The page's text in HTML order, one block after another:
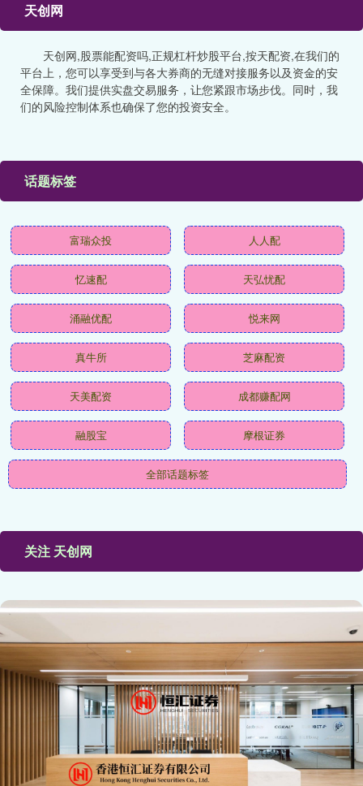
天创网
天创网,股票能配资吗,正规杠杆炒股平台,按天配资,在我们的
平台上，您可以享受到与各大券商的无缝对接服务以及资金的安
全保障。我们提供实盘交易服务，让您紧跟市场步伐。同时，我
们的风险控制体系也确保了您的投资安全。
话题标签
富瑞众投 人人配
忆速配 天弘忧配
涌融优配 悦来网
真牛所 芝麻配资
天美配资 成都赚配网
融股宝 摩根证券
全部话题标签
关注 天创网